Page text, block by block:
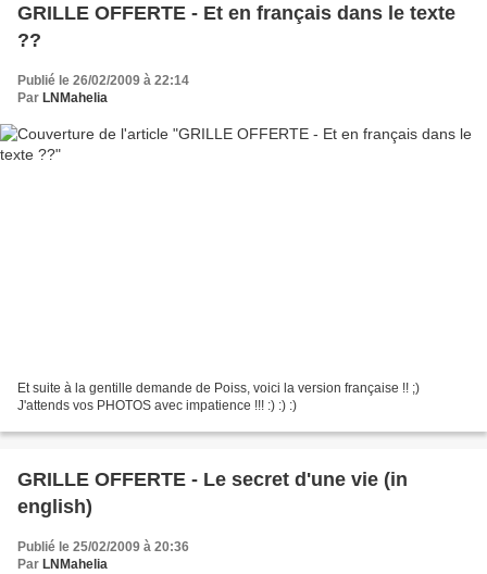
GRILLE OFFERTE - Et en français dans le texte
??
Publié le 26/02/2009 à 22:14
Par LNMahelia
Et suite à la gentille demande de Poiss, voici la version française !! ;)
J'attends vos PHOTOS avec impatience !!! :) :) :)
GRILLE OFFERTE - Le secret d'une vie (in
english)
Publié le 25/02/2009 à 20:36
Par LNMahelia